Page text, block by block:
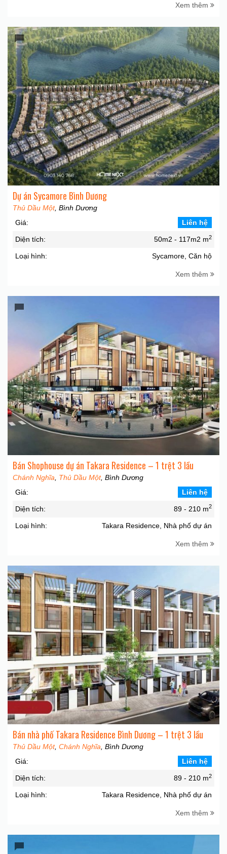
Xem thêm
Dự án Sycamore Bình Dương
Thủ Dầu Một, Bình Dương
Giá:
Liên hệ
Diện tích: 50m2 - 117m2 m2
Loại hình: Sycamore, Căn hộ
Xem thêm
Bán Shophouse dự án Takara Residence – 1 trệt 3 lầu
Chánh Nghĩa Thủ Dầu Một, Bình Dương
Giá:
Liên hệ
Diện tích: 89 - 210 m2
Loại hình: Takara Residence, Nhà phố dự án
Xem thêm
Bán nhà phố Takara Residence Bình Dương – 1 trệt 3 lầu
Thủ Dầu Một, Chánh Nghĩa , Bình Dương
Giá:
Liên hệ
Diện tích: 89 - 210 m2
Loại hình: Takara Residence, Nhà phố dự án
Xem thêm